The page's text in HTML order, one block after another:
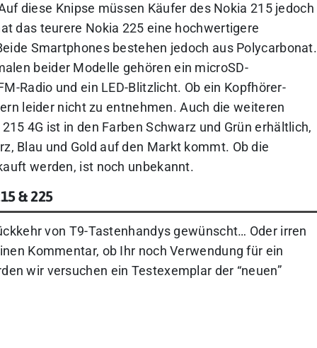
diese Knipse müssen Käufer des Nokia 215 jedoch
das teurere Nokia 225 eine hochwertigere
Smartphones bestehen jedoch aus Polycarbonat.
beider Modelle gehören ein microSD-
Radio und ein LED-Blitzlicht. Ob ein Kopfhörer-
leider nicht zu entnehmen. Auch die weiteren
4G ist in den Farben Schwarz und Grün erhältlich,
Blau und Gold auf den Markt kommt. Ob die
werden, ist noch unbekannt.
& 225
von T9-Tastenhandys gewünscht… Oder irren
Kommentar, ob Ihr noch Verwendung für ein
wir versuchen ein Testexemplar der “neuen”